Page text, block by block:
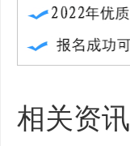
相关资讯